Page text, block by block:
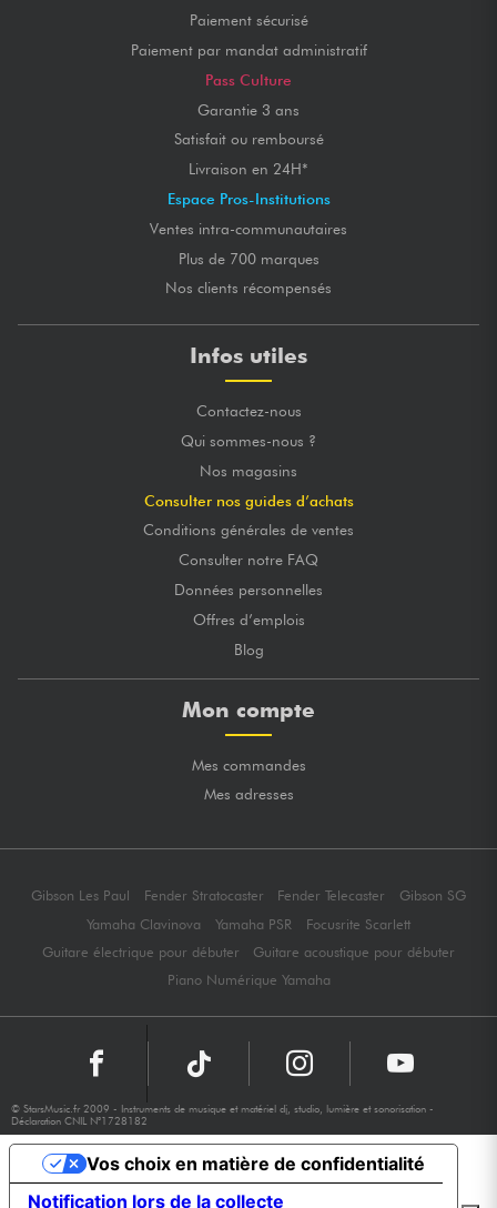
Paiement sécurisé
Paiement par mandat administratif
Pass Culture
Garantie 3 ans
Satisfait ou remboursé
Livraison en 24H*
Espace Pros-Institutions
Ventes intra-communautaires
Plus de 700 marques
Nos clients récompensés
Infos utiles
Contactez-nous
Qui sommes-nous ?
Nos magasins
Consulter nos guides d’achats
Conditions générales de ventes
Consulter notre FAQ
Données personnelles
Offres d’emplois
Blog
Mon compte
Mes commandes
Mes adresses
Gibson Les Paul Fender Stratocaster Fender Telecaster
Gibson SG
Yamaha Clavinova
Yamaha PSR
Focusrite Scarlett
Guitare électrique pour débuter
Guitare acoustique pour débuter
Piano Numérique Yamaha
© StarsMusic.fr 2009 - Instruments de musique et matériel dj, studio, lumière et sonorisation -
Déclaration CNIL N°1728182
Notification lors de la collecte
Vos choix en matière de confidentialité